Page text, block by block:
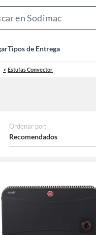
Tipos de Entrega
Estufas Convector
Ordenar por:
Recomendados